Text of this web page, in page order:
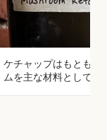
ケチャップはもともと
ムを主な材料として作